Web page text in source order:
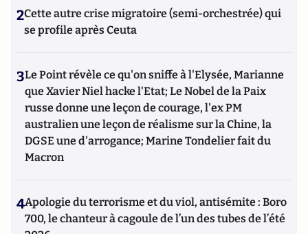
2Cette autre crise migratoire (semi-orchestrée) qui
se profile après Ceuta
3Le Point révèle ce qu'on sniffe à l'Elysée, Marianne
que Xavier Niel hacke l'Etat; Le Nobel de la Paix
russe donne une leçon de courage, l'ex PM
australien une leçon de réalisme sur la Chine, la
DGSE une d'arrogance; Marine Tondelier fait du
Macron
4Apologie du terrorisme et du viol, antisémite : Boro
700, le chanteur à cagoule de l’un des tubes de l’été